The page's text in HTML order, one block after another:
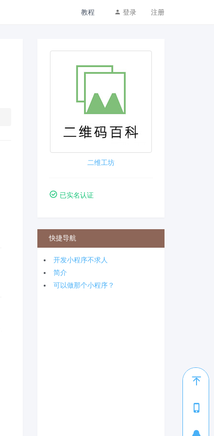
教程 登录 注册
二维工坊
已实名认证
快捷导航
开发小程序不求人
简介
可以做那个小程序？